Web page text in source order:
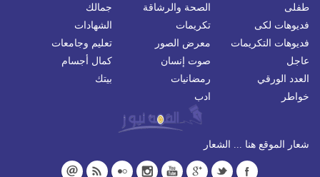
طفلى
الصحة والرشاقة
جمالك
فديوهات لكى
تكريمات
الشهادات
فديوهات التكريمات
معرض الصور
تعليم وجامعات
عاجل
صوت إنسان
كمال أجسام
العدد الورقي
رمضانيات
بيتك
خواطر
ادب
شعار الموقع هنا ... الشعار